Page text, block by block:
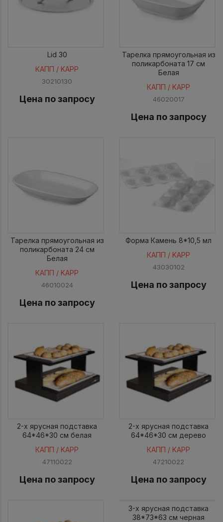
Lid 30
КАПП / KAPP
30210130
Цена по запросу
Тарелка прямоугольная из
поликарбоната 17 см
Белая
КАПП / KAPP
46020017
Цена по запросу
Тарелка прямоугольная из
поликарбоната 24 см
Белая
КАПП / KAPP
46010024
Цена по запросу
Форма Камень 8*10,5 мл
КАПП / KAPP
43030102
Цена по запросу
2-х ярусная подставка
64*46*30 см белая
КАПП / KAPP
47110022
Цена по запросу
2-х ярусная подставка
64*46*30 см дерево
КАПП / KAPP
47210022
Цена по запросу
3-х ярусная подставка
38*73*63 см черная